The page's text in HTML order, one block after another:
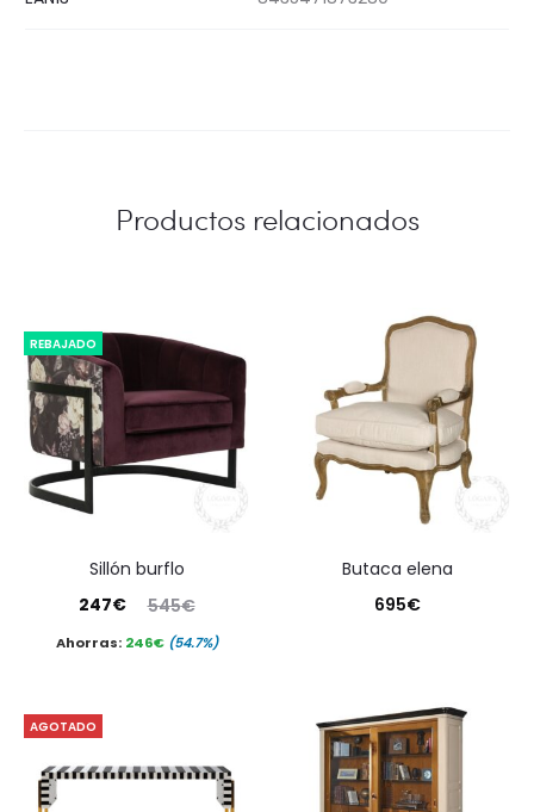
Productos relacionados
REBAJADO
sillón burflo
545€
El
precio
era:
545€.
247€
precio
es:
247€.
Ahorras: 246€ (54.7%)
butaca elena
695€
AGOTADO